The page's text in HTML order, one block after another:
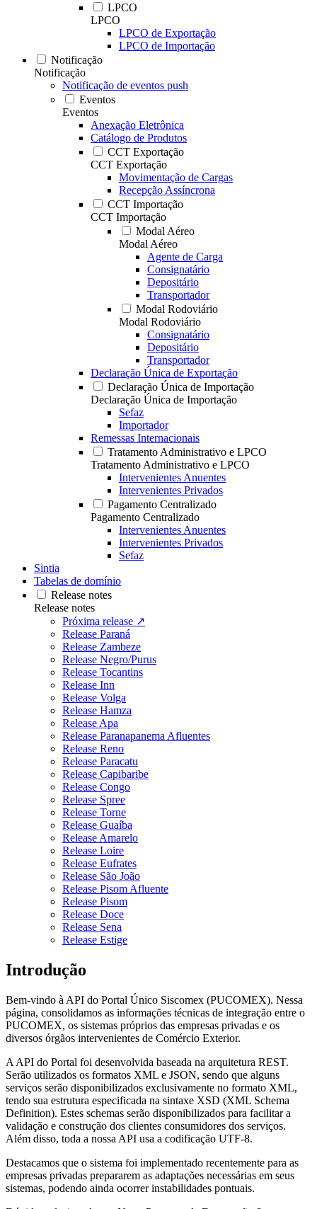
LPCO
LPCO
LPCO de Exportação
LPCO de Importação
Notificação
Notificação
Notificação de eventos push
Eventos
Eventos
Anexação Eletrônica
Catálogo de Produtos
CCT Exportação
CCT Exportação
Movimentação de Cargas
Recepção Assíncrona
CCT Importação
CCT Importação
Modal Aéreo
Modal Aéreo
Agente de Carga
Consignatário
Depositário
Transportador
Modal Rodoviário
Modal Rodoviário
Consignatário
Depositário
Transportador
Declaração Única de Exportação
Declaração Única de Importação
Declaração Única de Importação
Sefaz
Importador
Remessas Internacionais
Tratamento Administrativo e LPCO
Tratamento Administrativo e LPCO
Intervenientes Anuentes
Intervenientes Privados
Pagamento Centralizado
Pagamento Centralizado
Intervenientes Anuentes
Intervenientes Privados
Sefaz
Sintia
Tabelas de domínio
Release notes
Release notes
Próxima release ↗
Release Paraná
Release Zambeze
Release Negro/Purus
Release Tocantins
Release Inn
Release Volga
Release Hamza
Release Apa
Release Paranapanema Afluentes
Release Reno
Release Paracatu
Release Capibaribe
Release Congo
Release Spree
Release Torne
Release Guaíba
Release Amarelo
Release Loire
Release Eufrates
Release São João
Release Pisom Afluente
Release Pisom
Release Doce
Release Sena
Release Estige
Introdução
Bem-vindo à API do Portal Único Siscomex (PUCOMEX). Nessa
página, consolidamos as informações técnicas de integração entre o
PUCOMEX, os sistemas próprios das empresas privadas e os
diversos órgãos intervenientes de Comércio Exterior.
A API do Portal foi desenvolvida baseada na arquitetura REST.
Serão utilizados os formatos XML e JSON, sendo que alguns
serviços serão disponibilizados exclusivamente no formato XML,
tendo sua estrutura especificada na sintaxe XSD (XML Schema
Definition). Estes schemas serão disponibilizados para facilitar a
validação e construção dos clientes consumidores dos serviços.
Além disso, toda a nossa API usa a codificação UTF-8.
Destacamos que o sistema foi implementado recentemente para as
empresas privadas prepararem as adaptações necessárias em seus
sistemas, podendo ainda ocorrer instabilidades pontuais.